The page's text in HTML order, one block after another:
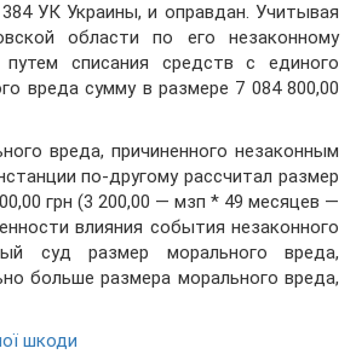
УК Украины, и оправдан. Учитывая
области по его незаконному
списания средств с единого
вреда сумму в размере 7 084 800,00
вреда, причиненного незаконным
по-другому рассчитал размер
грн (3 200,00 — мзп * 49 месяцев —
влияния события незаконного
суд размер морального вреда,
больше размера морального вреда,
шкоди